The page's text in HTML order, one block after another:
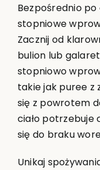
Bezpośrednio
stopniowe
Zacznij od
bulion lub
stopniowo
takie jak puree z
się z powrotem
ciało potrzebuje
się do braku
Unikaj